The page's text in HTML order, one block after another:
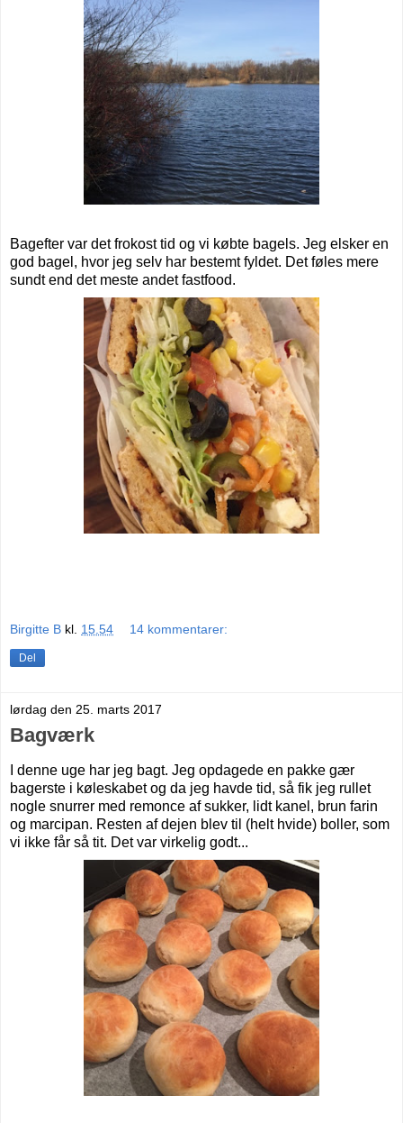
Bagefter var det frokost tid og vi købte bagels. Jeg elsker en
god bagel, hvor jeg selv har bestemt fyldet. Det føles mere
sundt end det meste andet fastfood.
Birgitte B kl. 15.54 14 kommentarer:
Del
lørdag den 25. marts 2017
Bagværk
I denne uge har jeg bagt. Jeg opdagede en pakke gær
bagerste i køleskabet og da jeg havde tid, så fik jeg rullet
nogle snurrer med remonce af sukker, lidt kanel, brun farin
og marcipan. Resten af dejen blev til (helt hvide) boller, som
vi ikke får så tit. Det var virkelig godt...